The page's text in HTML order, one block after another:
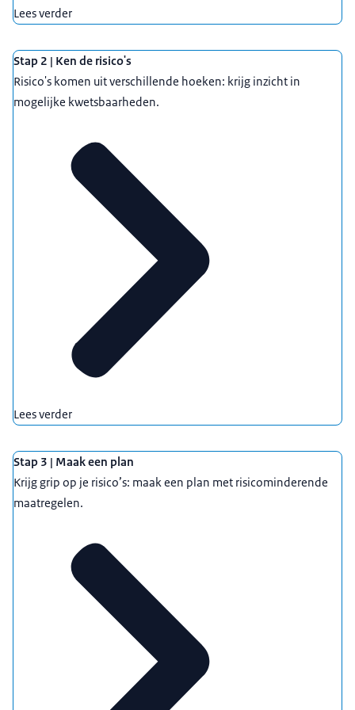
Meld wijzigingen van zeggenschap bij het
Bureau Toetsing Investeringen (BTI)
Lees verder
Stap 2 | Ken de risico's
Risico's komen uit verschillende hoeken: krijg inzicht in
mogelijke kwetsbaarheden.
Lees verder
Stap 3 | Maak een plan
Krijg grip op je risico’s: maak een plan met risicominderende
maatregelen.